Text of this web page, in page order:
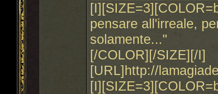
pensare all'irreale,
solamente..."
[/COLOR][/SIZE][/I]
[URL]http://